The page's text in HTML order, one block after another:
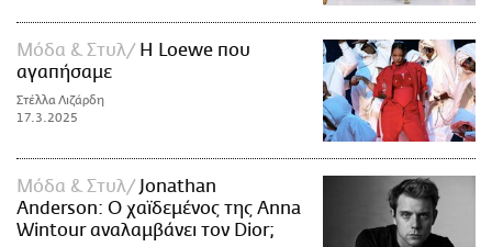
Μόδα & Στυλ
Η Loewe που
αγαπήσαμε
Στέλλα Λιζάρδη
17.3.2025
Μόδα & Στυλ
Jonathan
Anderson: Ο χαϊδεμένος της Anna
Wintour αναλαμβάνει τον Dior;